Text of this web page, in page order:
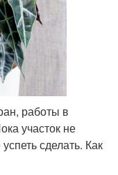
работы в
участок не
сделать. Как